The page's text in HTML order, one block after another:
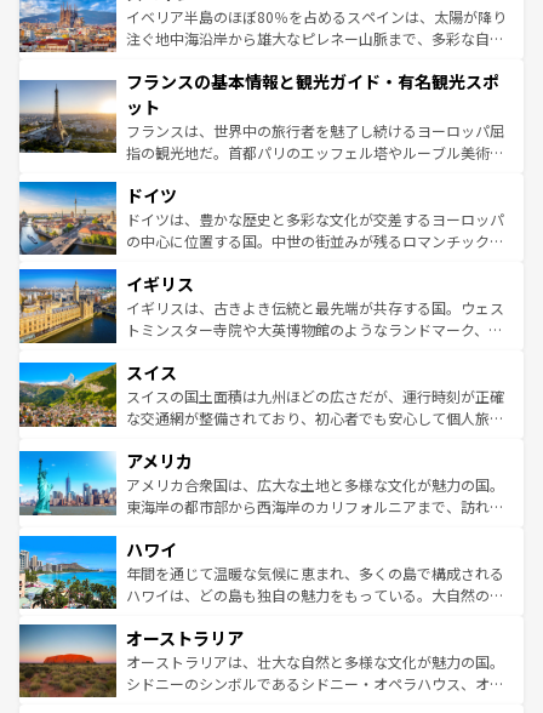
景など、自然景観も見逃せない。観光の合間には、本場の
ピザやパスタなど、絶品のイタリア料理を堪能することも
ませてくれるイタリアで、忘れられない旅をしてみよう！
なお、新着のイタリア情報は
しい。
イベリア半島のほぼ80％を占めるスペインは、太陽が降り
注ぐ地中海沿岸から雄大なピレネー山脈まで、多彩な自然
文化が根付くこの国では、情熱的なフラメンコ、熱気あふ
れる闘牛、そして美味しいタパスが生活の一部となってい
る。首都マドリードの洗練された雰囲気や、バルセロナの
アートに溢れた街角から、地方では古代ローマ遺跡や中世
せる。地方によって風土や気候が異なるスペインはその個
性で訪れる人を魅了する。 なお、新着のスペイン情報は コ
ンテンツ一覧を参照してほしい。
フランスの基本情報と観光ガイド・有名観光スポ
ット
フランスは、世界中の旅行者を魅了し続けるヨーロッパ屈
指の観光地だ。首都パリのエッフェル塔やルーブル美術館
で、幅広い魅力が詰まっている。華麗な宮殿、歴史的な大
聖堂、美しいビーチ、そして豊かな自然が、訪れる者を心
から魅了する。また、フランスは美食の国としても知ら
いる。シャンパンの発祥地であるランス、プロヴァンスの
香り高いラベンダー畑など、多彩な楽しみ方が可能だ。さ
らに、パリ以外の地域にも魅力が溢れており、どの街角に
れる地方に足を運ぶとそれぞれで全く異なる文化を体験で
きるだろう。 なお、新着のフランス情報はコンテンツ一覧
を参照してほしい。
ドイツ
ドイツは、豊かな歴史と多彩な文化が交差するヨーロッパ
の中心に位置する国。中世の街並みが残るロマンチック街
顔を持つこの国は、どこを歩いても飽きることがない。ベ
ルリンの文化的活気、バイエルン州のアルプスの絶景、そ
してライン川沿いのワイン畑といった風景は必見。ビール
は、お酒好きな人にはぜひ体験してほしい。 なお、新着の
ドイツ情報はコンテンツ一覧を参照してほしい。
イギリス
イギリスは、古きよき伝統と最先端が共存する国。ウェス
トミンスター寺院や大英博物館のようなランドマーク、歴
リアごとに異なる魅力がある。また、優雅なアフタヌーン
ティー、ビール好きにはたまらない英国パブ、サッカー観
戦など、本場だからこそできる体験も豊富。イギリスを旅
ンツ一覧を参照してほしい。
スイス
スイスの国土面積は九州ほどの広さだが、運行時刻が正確
な交通網が整備されており、初心者でも安心して個人旅行
の建物がそのまま残る町や、スイスならではのユニークな
博物館もあり、アルプス観光だけでなく町歩きも満喫する
ことができる。国民の所得が高いため物価も高いが、旅行
ば市内交通費無料で観光を楽しむこともできる。 なお、新
着のスイス情報はコンテンツ一覧 を参照してほしい。
アメリカ
アメリカ合衆国は、広大な土地と多様な文化が魅力の国。
東海岸の都市部から西海岸のカリフォルニアまで、訪れる
のような巨大都市は、観光、ショッピング、エンターテイ
ンメントが詰まった刺激的なスポットだ。一方、アメリカ
西部には大自然が広がり、グランドキャニオンやイエロー
部のニューオーリンズでは、音楽と美食が融合した独特の
文化が魅力。旅行者はアメリカの各地域で異なる魅力を楽
しみながら、その多様性と豊かな歴史を感じることができ
ハワイ
年間を通じて温暖な気候に恵まれ、多くの島で構成される
ハワイは、どの島も独自の魅力をもっている。大自然の神
ワイ島は見逃せない。また、定番の観光地といえばオアフ
島だが、静かな自然を求めるならマウイ島やカウアイ島が
おすすめ。エメラルドグリーンに輝く海をはじめ、豊かな
オーストラリア
オーストラリアは、壮大な自然と多様な文化が魅力の国。
シドニーのシンボルであるシドニー・オペラハウス、オー